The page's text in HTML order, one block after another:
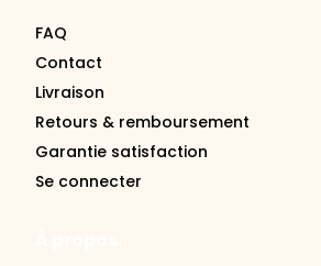
FAQ
Contact
Livraison
Retours & remboursement
Garantie satisfaction
Se connecter